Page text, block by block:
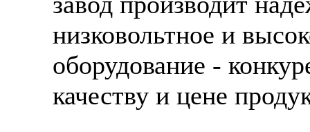
низковольтное и
оборудование -
качеству и цене